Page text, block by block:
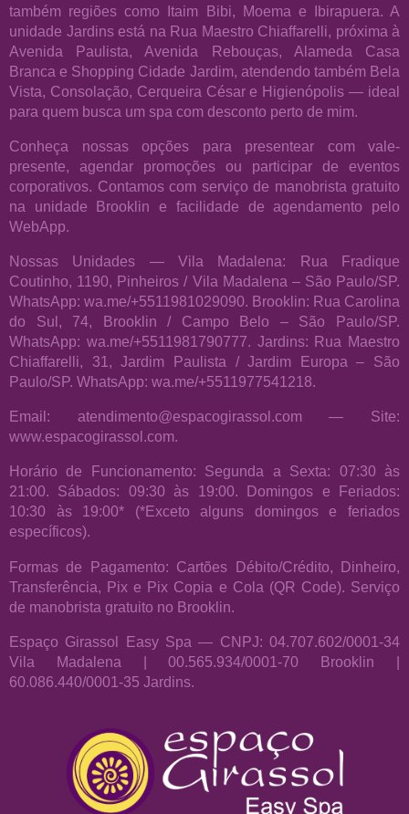
também regiões como Itaim Bibi, Moema e Ibirapuera. A
unidade Jardins está na Rua Maestro Chiaffarelli, próxima à
Avenida Paulista, Avenida Rebouças, Alameda Casa
Branca e Shopping Cidade Jardim, atendendo também Bela
Vista, Consolação, Cerqueira César e Higienópolis — ideal
para quem busca um spa com desconto perto de mim.
Conheça nossas opções para presentear com vale-
presente, agendar promoções ou participar de eventos
corporativos. Contamos com serviço de manobrista gratuito
na unidade Brooklin e facilidade de agendamento pelo
WebApp.
Nossas Unidades — Vila Madalena: Rua Fradique
Coutinho, 1190, Pinheiros / Vila Madalena – São Paulo/SP.
WhatsApp: wa.me/+5511981029090. Brooklin: Rua Carolina
do Sul, 74, Brooklin / Campo Belo – São Paulo/SP.
WhatsApp: wa.me/+5511981790777. Jardins: Rua Maestro
Chiaffarelli, 31, Jardim Paulista / Jardim Europa – São
Paulo/SP. WhatsApp: wa.me/+5511977541218.
Email: atendimento@espacogirassol.com — Site:
www.espacogirassol.com.
Horário de Funcionamento: Segunda a Sexta: 07:30 às
21:00. Sábados: 09:30 às 19:00. Domingos e Feriados:
10:30 às 19:00* (*Exceto alguns domingos e feriados
específicos).
Formas de Pagamento: Cartões Débito/Crédito, Dinheiro,
Transferência, Pix e Pix Copia e Cola (QR Code). Serviço
de manobrista gratuito no Brooklin.
Espaço Girassol Easy Spa — CNPJ: 04.707.602/0001-34
Vila Madalena | 00.565.934/0001-70 Brooklin |
60.086.440/0001-35 Jardins.